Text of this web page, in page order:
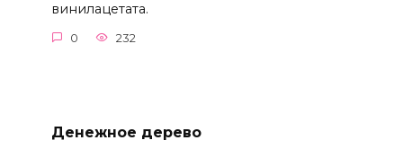
винилацетата.
0 232
Денежное дерево